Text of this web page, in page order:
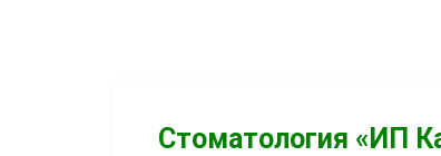
Стоматология «ИП